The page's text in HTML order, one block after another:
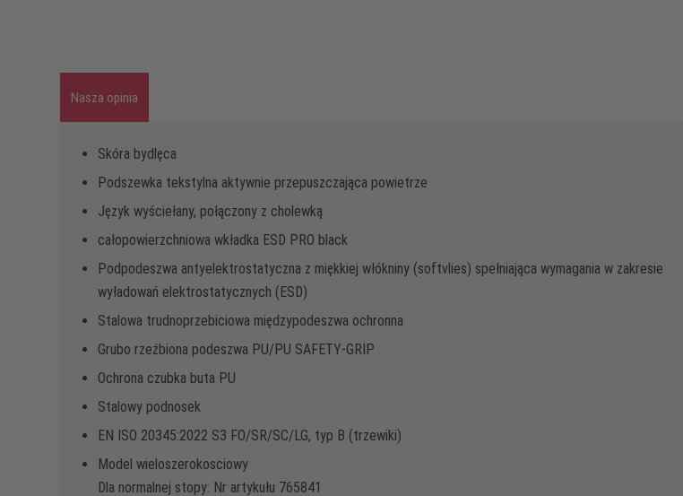
Nasza opinia
Skóra bydlęca
Podszewka tekstylna aktywnie przepuszczająca powietrze
Język wyściełany, połączony z cholewką
całopowierzchniowa wkładka ESD PRO black
Podpodeszwa antyelektrostatyczna z miękkiej włókniny (softvlies) spełniająca wymagania w zakresie
wyładowań elektrostatycznych (ESD)
Stalowa trudnoprzebiciowa międzypodeszwa ochronna
Grubo rzeźbiona podeszwa PU/PU SAFETY-GRIP
Ochrona czubka buta PU
Stalowy podnosek
EN ISO 20345:2022 S3 FO/SR/SC/LG, typ B (trzewiki)
Model wieloszerokosciowy
Dla normalnej stopy: Nr artykułu 765841